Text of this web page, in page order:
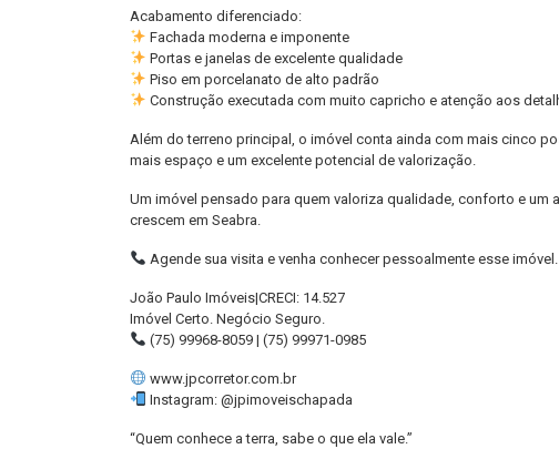
Acabamento diferenciado:
Fachada moderna e imponente
Portas e janelas de excelente qualidade
Piso em porcelanato de alto padrão
Construção executada com muito capricho e atenção aos
Além do terreno principal, o imóvel conta ainda com mais cinco
mais espaço e um excelente potencial de valorização.
Um imóvel pensado para quem valoriza qualidade, conforto e um
crescem em Seabra.
Agende sua visita e venha conhecer pessoalmente esse imóvel.
João Paulo Imóveis|CRECI: 14.527
Imóvel Certo. Negócio Seguro.
(75) 99968-8059 | (75) 99971-0985
www.jpcorretor.com.br
Instagram: @jpimoveischapada
“Quem conhece a terra, sabe o que ela vale.”